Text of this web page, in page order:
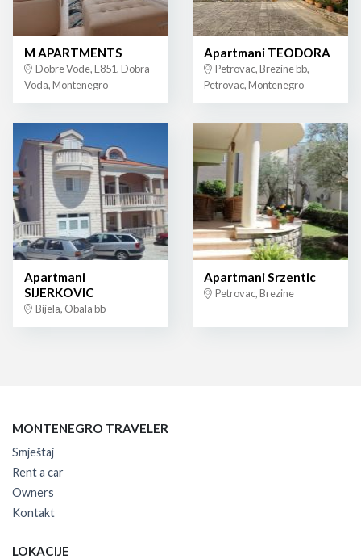
M APARTMENTS
Dobre Vode, E851, Dobra
Voda, Montenegro
Apartmani TEODORA
Petrovac, Brezine bb,
Petrovac, Montenegro
Apartmani
SIJERKOVIC
Bijela, Obala bb
Apartmani Srzentic
Petrovac, Brezine
MONTENEGRO TRAVELER
Smještaj
Rent a car
Owners
Kontakt
LOKACIJE